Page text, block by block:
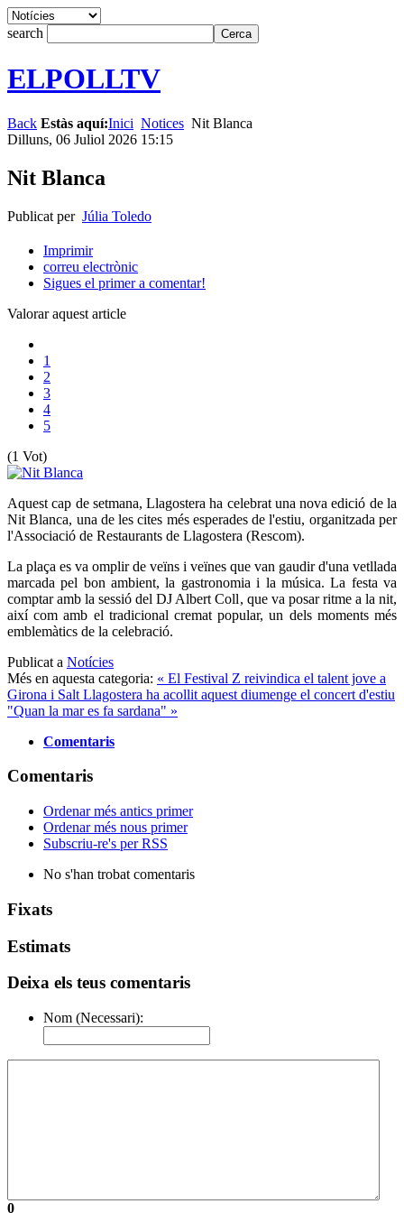
search
ELPOLLTV
Back Estàs aquí:Inici Notices Nit Blanca
Dilluns, 06 Juliol 2026 15:15
Nit Blanca
Publicat per Júlia Toledo
Imprimir
correu electrònic
Sigues el primer a comentar!
Valorar aquest article
1
2
3
4
5
(1 Vot)
Aquest cap de setmana, Llagostera ha celebrat una nova edició de la
Nit Blanca, una de les cites més esperades de l'estiu, organitzada per
l'Associació de Restaurants de Llagostera (Rescom).
La plaça es va omplir de veïns i veïnes que van gaudir d'una vetllada
marcada pel bon ambient, la gastronomia i la música. La festa va
comptar amb la sessió del DJ Albert Coll, que va posar ritme a la nit,
així com amb el tradicional cremat popular, un dels moments més
emblemàtics de la celebració.
Publicat a Notícies
Més en aquesta categoria: « El Festival Z reivindica el talent jove a
Girona i Salt Llagostera ha acollit aquest diumenge el concert d'estiu
"Quan la mar es fa sardana" »
Comentaris
Comentaris
Ordenar més antics primer
Ordenar més nous primer
Subscriu-re's per RSS
No s'han trobat comentaris
Fixats
Estimats
Deixa els teus comentaris
Nom (Necessari):
0